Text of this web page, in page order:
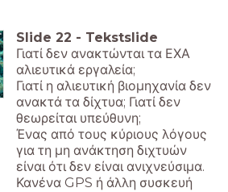
Slide 22 - Tekstslide
Γιατί δεν ανακτώνται τα ΕΧΑ
αλιευτικά εργαλεία;
Γιατί η αλιευτική βιομηχανία δεν
ανακτά τα δίχτυα; Γιατί δεν
θεωρείται υπεύθυνη;
Ένας από τους κύριους λόγους
για τη μη ανάκτηση διχτυών
είναι ότι δεν είναι ανιχνεύσιμα.
Κανένα GPS ή άλλη συσκευή